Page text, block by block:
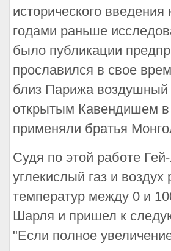
исторического введения
годами раньше
было публикации
прославился в свое
близ Парижа
открытым Кавендишем в
применяли братья
Судя по этой работе
углекислый газ и
температур между 0 и
Шарля и пришел к
"Если полное